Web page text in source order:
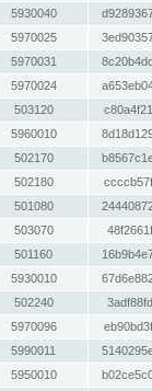
5930040
5970025
5970031
5970024
503120
5960010
502170
502180
501080
503070
501160
5930010
502240
5970096
5990011
5950010